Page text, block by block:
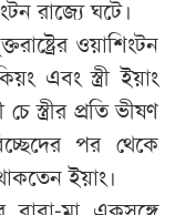
রাজ্যে ঘটে।
ওয়াশিংটন
এবং স্ত্রী ইয়াং
স্ত্রীর প্রতি ভীষণ
পর থেকে
ইয়াং।